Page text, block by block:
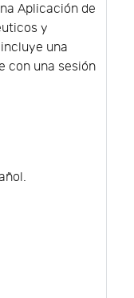
Aplicación de
y
una
con una sesión